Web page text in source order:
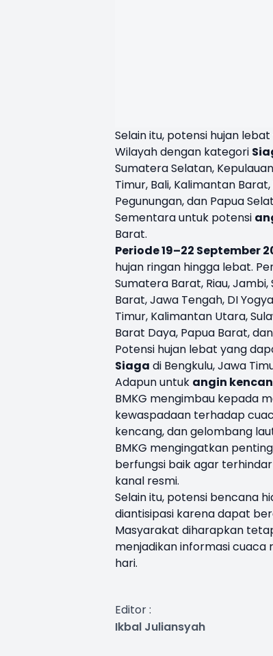
Selain itu, potensi hujan
Wilayah dengan kategori
Sumatera Selatan,
Timur, Bali, Kalimantan
Pegunungan, dan Papua
Sementara untuk potensi
Barat.
Periode 19–22 September
hujan ringan hingga lebat.
Sumatera Barat, Riau,
Barat, Jawa Tengah, DI
Timur, Kalimantan Utara,
Barat Daya, Papua Barat,
Potensi hujan lebat yang
Siaga di Bengkulu, Jawa
Adapun untuk angin
BMKG mengimbau kepada
kewaspadaan terhadap
kencang, dan gelombang
BMKG mengingatkan
berfungsi baik agar
kanal resmi.
Selain itu, potensi bencana
diantisipasi karena dapat
Masyarakat diharapkan
menjadikan informasi cuaca
hari.
Editor :
Ikbal Juliansyah